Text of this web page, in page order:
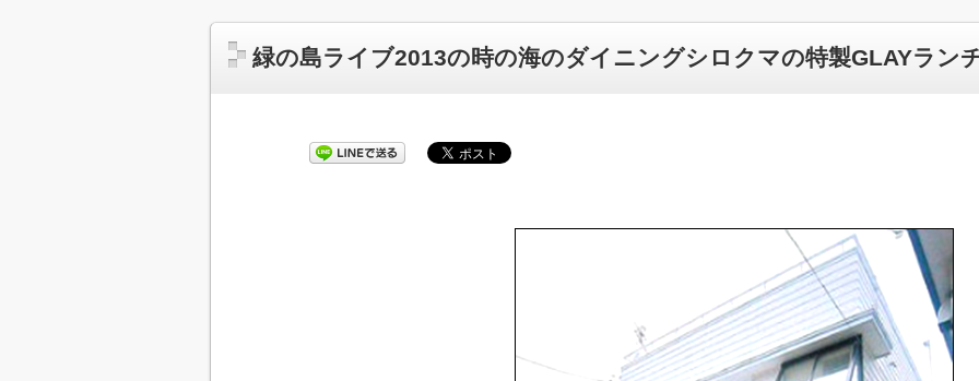
緑の島ライブ2013の時の海のダイニングシロクマの特製GLAYラン